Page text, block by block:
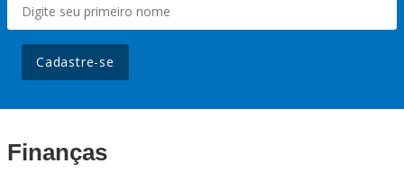
Cadastre-se
Finanças